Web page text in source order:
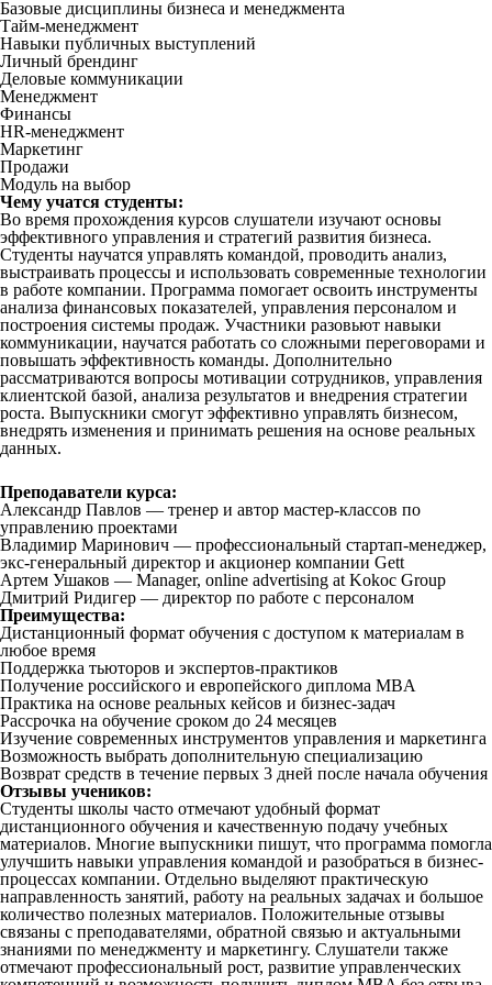
Базовые дисциплины бизнеса и менеджмента
Тайм-менеджмент
Навыки публичных выступлений
Личный брендинг
Деловые коммуникации
Менеджмент
Финансы
HR-менеджмент
Маркетинг
Продажи
Модуль на выбор
Чему учатся студенты:
Во время прохождения курсов слушатели изучают основы
эффективного управления и стратегий развития бизнеса.
Студенты научатся управлять командой, проводить анализ,
выстраивать процессы и использовать современные технологии
в работе компании. Программа помогает освоить инструменты
анализа финансовых показателей, управления персоналом и
построения системы продаж. Участники разовьют навыки
коммуникации, научатся работать со сложными переговорами и
повышать эффективность команды. Дополнительно
рассматриваются вопросы мотивации сотрудников, управления
клиентской базой, анализа результатов и внедрения стратегии
роста. Выпускники смогут эффективно управлять бизнесом,
внедрять изменения и принимать решения на основе реальных
данных.
Преподаватели курса:
Александр Павлов — тренер и автор мастер-классов по
управлению проектами
Владимир Маринович — профессиональный стартап-менеджер,
экс-генеральный директор и акционер компании Gett
Артем Ушаков — Manager, online advertising at Kokoc Group
Дмитрий Ридигер — директор по работе с персоналом
Преимущества:
Дистанционный формат обучения с доступом к материалам в
любое время
Поддержка тьюторов и экспертов-практиков
Получение российского и европейского диплома MBA
Практика на основе реальных кейсов и бизнес-задач
Рассрочка на обучение сроком до 24 месяцев
Изучение современных инструментов управления и маркетинга
Возможность выбрать дополнительную специализацию
Возврат средств в течение первых 3 дней после начала обучения
Отзывы учеников:
Студенты школы часто отмечают удобный формат
дистанционного обучения и качественную подачу учебных
материалов. Многие выпускники пишут, что программа помогла
улучшить навыки управления командой и разобраться в бизнес-
процессах компании. Отдельно выделяют практическую
направленность занятий, работу на реальных задачах и большое
количество полезных материалов. Положительные отзывы
связаны с преподавателями, обратной связью и актуальными
знаниями по менеджменту и маркетингу. Слушатели также
отмечают профессиональный рост, развитие управленческих